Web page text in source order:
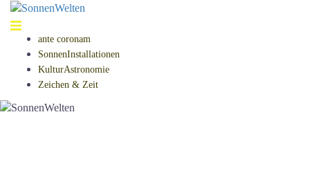
Springe
zum
ante coronam
SonnenInstallationen
KulturAstronomie
Zeichen & Zeit